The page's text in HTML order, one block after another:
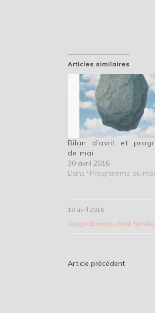
Articles similaires
Bilan d’avril et
de mai
30 avril 2016
Dans "Programme du
18 avril 2016
TaggedDenoël, deuil,famille,
Navigation
Article précédent